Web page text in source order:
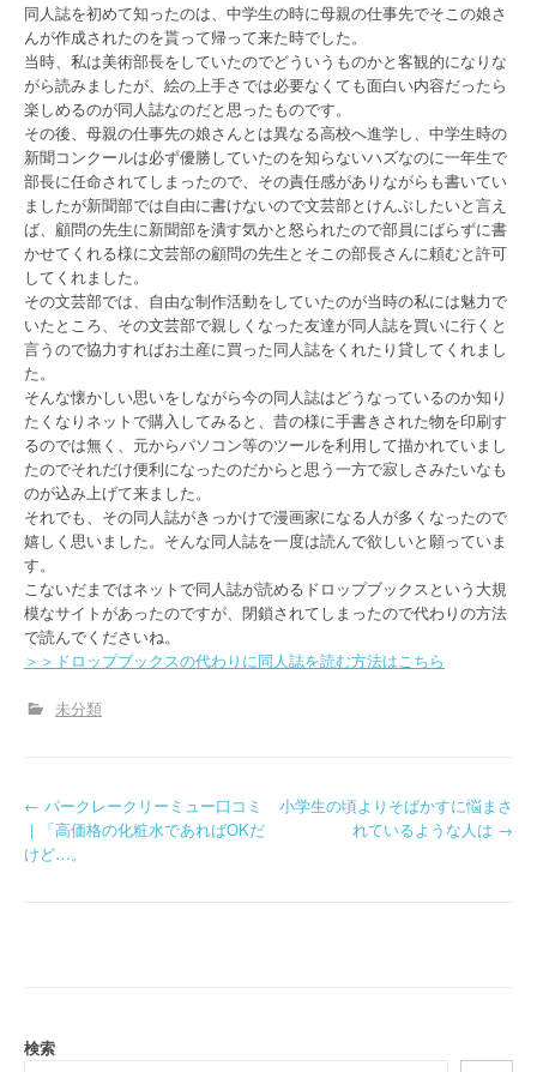
同人誌を初めて知ったのは、中学生の時に母親の仕事先でそこの娘さ
んが作成されたのを貰って帰って来た時でした。
当時、私は美術部長をしていたのでどういうものかと客観的になりな
がら読みましたが、絵の上手さでは必要なくても面白い内容だったら
楽しめるのが同人誌なのだと思ったものです。
その後、母親の仕事先の娘さんとは異なる高校へ進学し、中学生時の
新聞コンクールは必ず優勝していたのを知らないハズなのに一年生で
部長に任命されてしまったので、その責任感がありながらも書いてい
ましたが新聞部では自由に書けないので文芸部とけんぶしたいと言え
ば、顧問の先生に新聞部を潰す気かと怒られたので部員にばらずに書
かせてくれる様に文芸部の顧問の先生とそこの部長さんに頼むと許可
してくれました。
その文芸部では、自由な制作活動をしていたのが当時の私には魅力で
いたところ、その文芸部で親しくなった友達が同人誌を買いに行くと
言うので協力すればお土産に買った同人誌をくれたり貸してくれまし
た。
そんな懐かしい思いをしながら今の同人誌はどうなっているのか知り
たくなりネットで購入してみると、昔の様に手書きされた物を印刷す
るのでは無く、元からパソコン等のツールを利用して描かれていまし
たのでそれだけ便利になったのだからと思う一方で寂しさみたいなも
のが込み上げて来ました。
それでも、その同人誌がきっかけで漫画家になる人が多くなったので
嬉しく思いました。そんな同人誌を一度は読んで欲しいと願っていま
す。
こないだまではネットで同人誌が読めるドロップブックスという大規
模なサイトがあったのですが、閉鎖されてしまったので代わりの方法
で読んでくださいね。
＞＞ドロップブックスの代わりに同人誌を読む方法はこちら
未分類
P
o
a
← パークレークリーミュー口コミ
｜「高価格の化粧水であればOKだ
けど…。
小学生の頃よりそばかすに悩まさ
れているような人は →
検索